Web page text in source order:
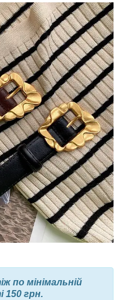
по мінімальній
150 грн.